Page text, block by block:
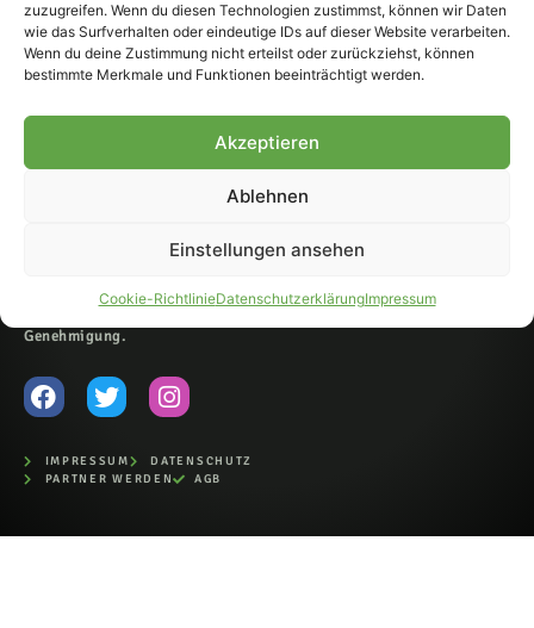
zuzugreifen. Wenn du diesen Technologien zustimmst, können wir Daten
wie das Surfverhalten oder eindeutige IDs auf dieser Website verarbeiten.
Wenn du deine Zustimmung nicht erteilst oder zurückziehst, können
bestimmte Merkmale und Funktionen beeinträchtigt werden.
Akzeptieren
Ablehnen
Einstellungen ansehen
Cookie-RichtlinieDatenschutzerklärungImpressum
© 2007-2026 Fohlen-Hautnah.de
offiziell eingetragenes Magazin
Nationalbibliothek (ISSN 1868-
Weiterverarbeitung, auch
Genehmigung.
IMPRESSUM
DATENSCHUTZ
PARTNER WERDEN
AGB